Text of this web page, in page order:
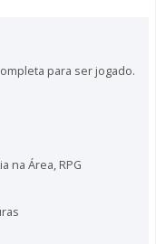
para ser jogado.
na Área, RPG